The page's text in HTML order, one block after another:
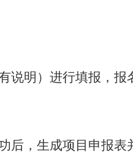
说明）进行填报，
后，生成项目申报表